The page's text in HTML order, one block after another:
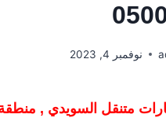
نوفمبر 4, 2023
متنقل السويدي ,